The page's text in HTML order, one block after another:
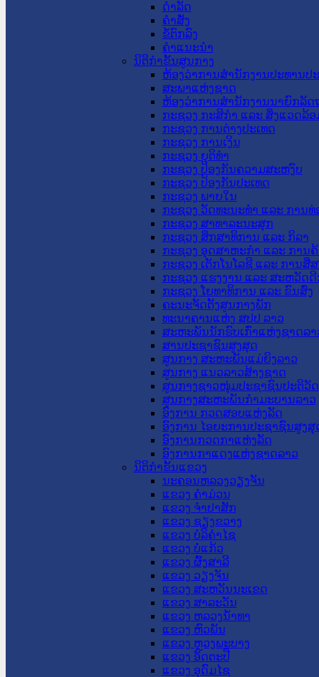
ດໍາລັດ
ຄໍາສັ່ງ
ຂໍ້ຕົກລົງ
ຄໍາແນະນໍາ
ນິຕິກຳຂັ້ນສູນກາງ
ຫ້ອງວ່າການສໍານັກງານປະທານປ
ສະພາແຫ່ງຊາດ
ຫ້ອງວ່າການສຳນັກງານນາຍົກລັດ
ກະຊວງ ກະສິກຳ ແລະ ສິ່ງແວດລ້ອ
ກະຊວງ ການຕ່າງປະເທດ
ກະຊວງ ການເງິນ
ກະຊວງ ຍຸຕິທໍາ
ກະຊວງ ປ້ອງກັນຄວາມສະຫງົບ
ກະຊວງ ປ້ອງກັນປະເທດ
ກະຊວງ ພາຍໃນ
ກະຊວງ ວັດທະນະທຳ ແລະ ການທ່
ກະຊວງ ສາທາລະນະສຸກ
ກະຊວງ ສຶກສາທິການ ແລະ ກິລາ
ກະຊວງ ອຸດສາຫະກຳ ແລະ ການຄ້
ກະຊວງ ເຕັກໂນໂລຊີ ແລະ ການສື່
ກະຊວງ ແຮງງານ ແລະ ສະຫວັດ
ກະຊວງ ໂຍທາທິການ ແລະ ຂົນສົ່ງ
ຄະນະຈັດຕັ້ງສູນກາງພັກ
ທະນາຄານແຫ່ງ ສປປ ລາວ
ສະຫະພັນນັກຮົບເກົ່າແຫ່ງຊາດລາ
ສານປະຊາຊົນສູງສຸດ
ສູນກາງ ສະຫະພັນແມ່ຍິງລາວ
ສູນກາງ ແນວລາວສ້າງຊາດ
ສູນກາງຊາວໜຸ່ມປະຊາຊົນປະຕິວັ
ສູນກາງສະຫະພັນກຳມະບານລາວ
ອົງການ ກວດສອບແຫ່ງລັດ
ອົງການ ໄອຍະການປະຊາຊົນສູງສຸ
ອົງການກວດກາແຫ່ງລັດ
ອົງການກາແດງແຫ່ງຊາດລາວ
ນິຕິກໍາຂັ້ນແຂວງ
ນະ​ຄອນ​ຫລວງວຽງຈັນ
ແຂວງ ຄໍາມ່ວນ
ແຂວງ ຈໍາປາສັກ
ແຂວງ ຊຽງຂວາງ
ແຂວງ ບໍລິຄໍາໄຊ
ແຂວງ ບໍ່ແກ້ວ
ແຂວງ ຜົ້ງສາລີ
ແຂວງ ວຽງຈັນ
ແຂວງ ສະຫວັນນະເຂດ
ແຂວງ ສາລະວັນ
ແຂວງ ຫລວງນໍ້າທາ
ແຂວງ ຫົວພັນ
ແຂວງ ຫຼວງພະບາງ
ແຂວງ ອັດຕະປື
ແຂວງ ອຸດົມໄຊ